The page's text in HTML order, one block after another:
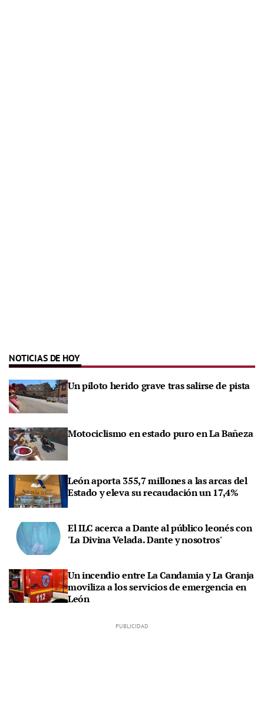
NOTICIAS DE HOY
Un piloto herido grave tras salirse de pista
Motociclismo en estado puro en La Bañeza
León aporta 355,7 millones a las arcas del
Estado y eleva su recaudación un 17,4%
El ILC acerca a Dante al público leonés con
'La Divina Velada. Dante y nosotros'
Un incendio entre La Candamia y La Granja
moviliza a los servicios de emergencia en
León